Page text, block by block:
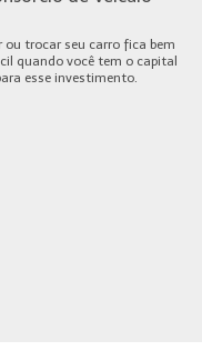
ou trocar seu carro fica bem
quando você tem o capital
esse investimento.